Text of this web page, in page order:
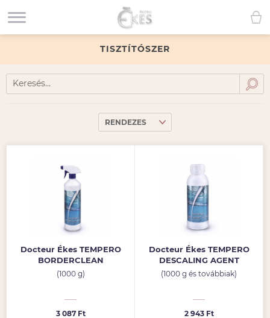
TISZTÍTÓSZER
Docteur Ékes TEMPERO
BORDERCLEAN
(1000 g)
3 087 Ft
Docteur Ékes TEMPERO
DESCALING AGENT
(1000 g és továbbiak)
2 943 Ft